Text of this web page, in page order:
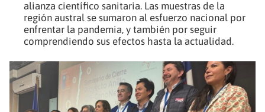
alianza científico sanitaria. Las muestras de la
región austral se sumaron al esfuerzo nacional por
enfrentar la pandemia, y también por seguir
comprendiendo sus efectos hasta la actualidad.